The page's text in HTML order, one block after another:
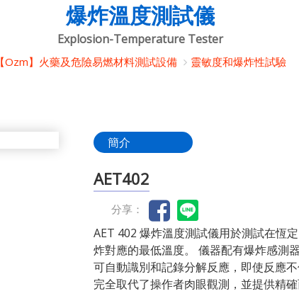
爆炸溫度測試儀
Explosion-Temperature Tester
【Ozm】火藥及危險易燃材料測試設備 靈敏度和爆炸性試驗
簡介
AET402
分享：
AET 402 爆炸溫度測試儀用於測試在恆
炸對應的最低溫度。 儀器配有爆炸感測
可自動識別和記錄分解反應，即使反應
完全取代了操作者肉眼觀測，並提供精